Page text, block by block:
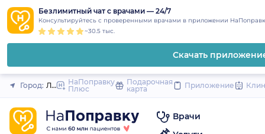
content
Безлимитный чат с врачами — 24/7
Консультируйтесь с проверенными врачами в приложении
~30.5 тыс.
Скачать
Закрыть
Город: ЛысьваНаПоправку
Плюс
Подарочная
карта
Приложение
Врачи